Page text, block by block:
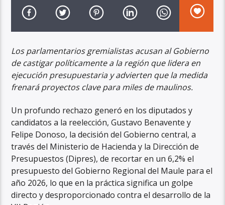
Los parlamentarios gremialistas acusan al Gobierno
de castigar políticamente a la región que lidera en
ejecución presupuestaria y advierten que la medida
frenará proyectos clave para miles de maulinos.
Un profundo rechazo generó en los diputados y
candidatos a la reelección, Gustavo Benavente y
Felipe Donoso, la decisión del Gobierno central, a
través del Ministerio de Hacienda y la Dirección de
Presupuestos (Dipres), de recortar en un 6,2% el
presupuesto del Gobierno Regional del Maule para el
año 2026, lo que en la práctica significa un golpe
directo y desproporcionado contra el desarrollo de la